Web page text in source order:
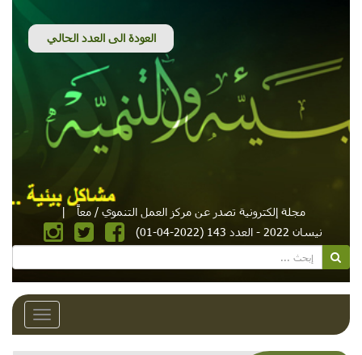
مجلة إلكترونية تصدر عن مركز العمل التنموي / معاً
|
نيسان 2022 - العدد 143 (2022-04-01)
Toggle